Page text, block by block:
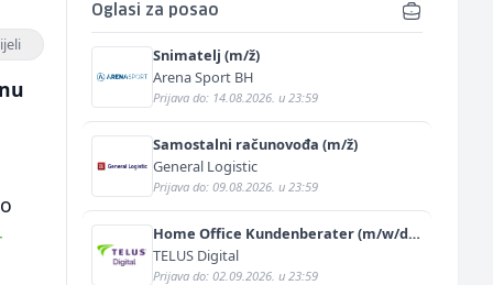
Oglasi za posao
Snimatelj (m/ž)
Arena Sport BH
Prijava do: 14.08.2026. u 23:59
Samostalni računovođa (m/ž)
General Logistic
Prijava do: 09.08.2026. u 23:59
Home Office Kundenberater (m/w/d)
für ein renommiertes
Schuhunternehmen
TELUS Digital
Prijava do: 02.09.2026. u 23:59